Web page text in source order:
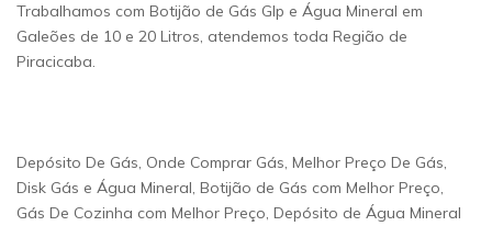
Trabalhamos com Botijão de Gás Glp e Água Mineral em
Galeões de 10 e 20 Litros, atendemos toda Região de
Piracicaba.
Depósito De Gás, Onde Comprar Gás, Melhor Preço De Gás,
Disk Gás e Água Mineral, Botijão de Gás com Melhor Preço,
Gás De Cozinha com Melhor Preço, Depósito de Água Mineral